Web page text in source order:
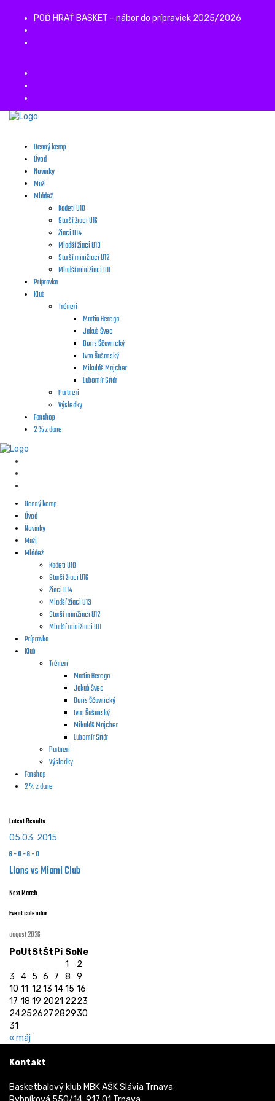
POĎ HRAŤ BASKET - nábor do prípraviek 2025/2026
Denný kemp
Úvod
Novinky
Muži
Mládež
Kadeti U18
Starší žiaci U16
Žiaci U14
Mladší žiaci U13
Starší minižiaci U12
Mladší minižiaci U11
Prípravka
Klub
Tréneri
Martin Herega
Jakub Švec
Boris Ščavnický
Ivan Šušanský
Mikuláš Majcher
Lubomír Sitár
Partneri
Výsledky
Fanshop
2 % z dane
Denný kemp
Úvod
Novinky
Muži
Mládež
Kadeti U18
Starší žiaci U16
Žiaci U14
Mladší žiaci U13
Starší minižiaci U12
Mladší minižiaci U11
Prípravka
Klub
Tréneri
Martin Herega
Jakub Švec
Boris Ščavnický
Ivan Šušanský
Mikuláš Majcher
Lubomír Sitár
Partneri
Výsledky
Fanshop
2 % z dane
Latest Results
05.03. 2015
6-0-6-0
Lions vs Miami Club
Next Match
Event calendar
august 2026
PoUtStŠt Pi SoNe
« máj
1
2
3
4 5 6 7 8
9
10 11 12 13 1415 16
17 18 19 2021 2223
24252627282930
31
Kontakt
Basketbalový klub MBK AŠK Slávia Trnava